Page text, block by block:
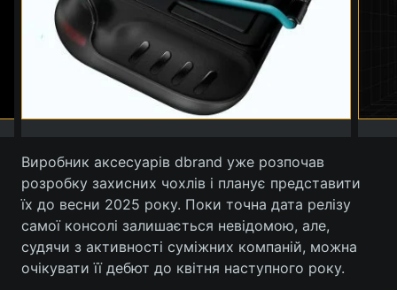
Тема оформлення
Виробник аксесуарів dbrand уже розпочав
розробку захисних чохлів і планує представити
їх до весни 2025 року. Поки точна дата релізу
самої консолі залишається невідомою, але,
судячи з активності суміжних компаній, можна
очікувати її дебют до квітня наступного року.